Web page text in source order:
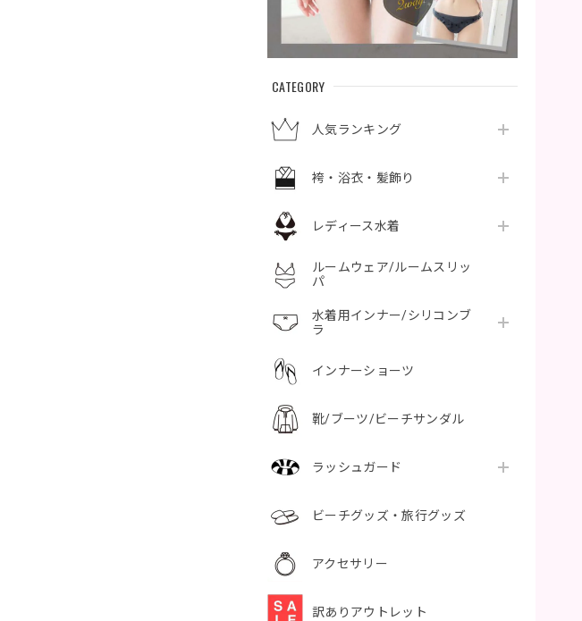
CATEGORY
人気ランキング
袴・浴衣・髪飾り
レディース水着
ルームウェア/ルームスリッ
パ
水着用インナー/シリコンブ
ラ
インナーショーツ
靴/ブーツ/ビーチサンダル
ラッシュガード
ビーチグッズ・旅行グッズ
アクセサリー
訳ありアウトレット